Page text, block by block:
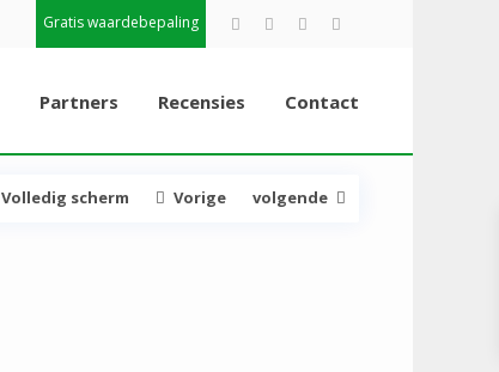
Gratis waardebepaling
Partners Recensies Contact
Volledig scherm Vorige volgende